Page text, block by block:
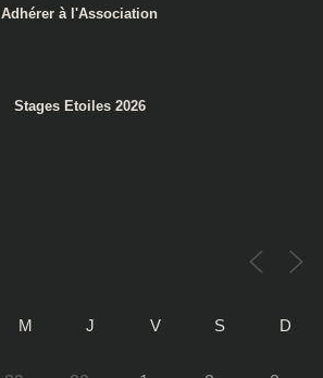
Adhérer à l'Association
Stages Etoiles 2026
M J V S D